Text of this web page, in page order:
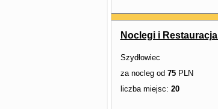
Noclegi i
Szydłowiec
za nocleg od 75PLN
liczba miejsc: 20